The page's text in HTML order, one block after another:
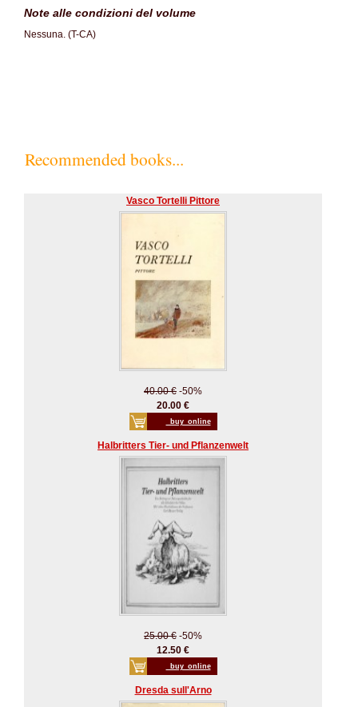
Note alle condizioni del volume
Nessuna. (T-CA)
Recommended books...
Vasco Tortelli Pittore
40.00 € -50%
20.00 €
_buy_online
Halbritters Tier- und Pflanzenwelt
25.00 € -50%
12.50 €
_buy_online
Dresda sull'Arno